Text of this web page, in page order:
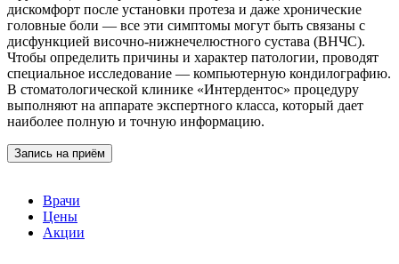
дискомфорт после установки протеза и даже хронические
головные боли — все эти симптомы могут быть связаны с
дисфункцией височно-нижнечелюстного сустава (ВНЧС).
Чтобы определить причины и характер патологии, проводят
специальное исследование — компьютерную кондилографию.
В стоматологической клинике «Интердентос» процедуру
выполняют на аппарате экспертного класса, который дает
наиболее полную и точную информацию.
Запись на приём
Врачи
Цены
Акции